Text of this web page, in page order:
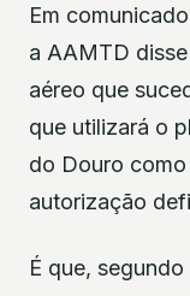
Em
a AAMTD
aéreo que
que utilizará o
do Douro
autorização
É que,